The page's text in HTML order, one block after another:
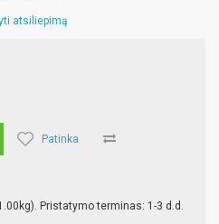
atsiliepimą
Patinka
Pristatymo terminas: 1-3 d.d.